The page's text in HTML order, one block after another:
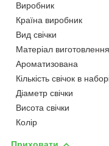
Виробник
Країна виробник
Вид свічки
Матеріал виготовлення
Ароматизована
Кількість свічок в
Діаметр свічки
Висота свічки
Колір